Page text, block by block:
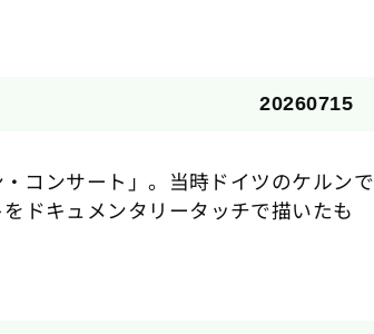
20260715
コンサート」。当時ドイツのケルンで
ドキュメンタリータッチで描いたも